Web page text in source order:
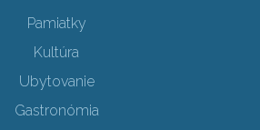
Pamiatky
Kultúra
Ubytovanie
Gastronómia